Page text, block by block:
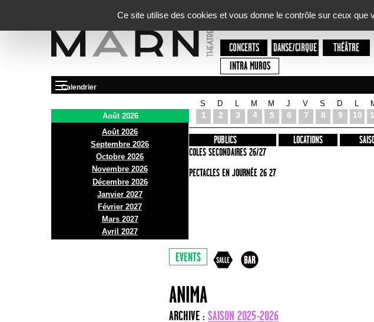
Ce site utilise des cookies et vous donne le contrôle sur ceux que
CONCERTS DANSE/CIRQUE THÉÂTRE
INTRA MUROS
Calendrier
Août 2026
Août 2026
Septembre 2026
Octobre 2026
Novembre 2026
Décembre 2026
Janvier 2027
Février 2027
Mars 2027
Avril 2027
S
1
D
2 3
M
4
M
5
J
6
V
7
S
8
D
9 10
PRÉSENTATION
INFOS PRATIQUES
ACCES
BAR ET BISTRO
BILLETTERIE
PUBLICS
ECOLES SECONDAIRES 26/27
SPECTACLES EN JOURNÉE 26 27
LOCATIONS
EVENTS
ANIMA
ARCHIVE : SAISON 2025-2026